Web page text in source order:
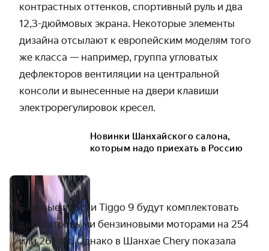
контрастных оттенков, спортивный руль и два
12,3-дюймовых экрана. Некоторые элементы
дизайна отсылают к европейским моделям того
же класса — например, группа угловатых
дефлекторов вентиляции на центральной
консоли и вынесенные на двери клавиши
электрорегулировок кресел.
Новинки Шанхайского салона,
которым надо приехать в Россию
Базовые версии Tiggo 9 будут комплектовать
двухлитровыми бензиновыми моторами на 254
или 261 л.с. Однако в Шанхае Chery показала